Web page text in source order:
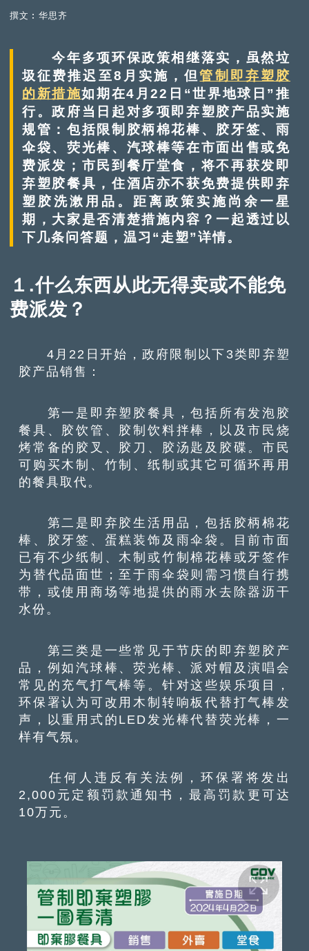
撰文︰华思齐
今年多项环保政策相继落实，虽然垃
圾征费推迟至8月实施，但管制即弃塑胶
的新措施如期在4月22日“世界地球日”推
行。政府当日起对多项即弃塑胶产品实施
规管：包括限制胶柄棉花棒、胶牙签、雨
伞袋、荧光棒、汽球棒等在市面出售或免
费派发；市民到餐厅堂食，将不再获发即
弃塑胶餐具，住酒店亦不获免费提供即弃
塑胶洗漱用品。距离政策实施尚余一星
期，大家是否清楚措施内容？一起透过以
下几条问答题，温习“走塑”详情。
１.什么东西从此无得卖或不能免
费派发？
4月22日开始，政府限制以下3类即弃塑
胶产品销售：
第一是即弃塑胶餐具，包括所有发泡胶
餐具、胶饮管、胶制饮料拌棒，以及市民烧
烤常备的胶叉、胶刀、胶汤匙及胶碟。市民
可购买木制、竹制、纸制或其它可循环再用
的餐具取代。
第二是即弃胶生活用品，包括胶柄棉花
棒、胶牙签、蛋糕装饰及雨伞袋。目前市面
已有不少纸制、木制或竹制棉花棒或牙签作
为替代品面世；至于雨伞袋则需习惯自行携
带，或使用商场等地提供的雨水去除器沥干
水份。
第三类是一些常见于节庆的即弃塑胶产
品，例如汽球棒、荧光棒、派对帽及演唱会
常见的充气打气棒等。针对这些娱乐项目，
环保署认为可改用木制转响板代替打气棒发
声，以重用式的LED发光棒代替荧光棒，一
样有气氛。
任何人违反有关法例，环保署将发出
2,000元定额罚款通知书，最高罚款更可达
10万元。